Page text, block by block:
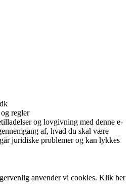
regler
og lovgivning med denne e-
af, hvad du skal være
juridiske problemer og kan lykkes
anvender vi cookies. Klik her